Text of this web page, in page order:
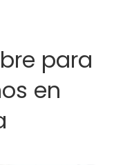
para
en